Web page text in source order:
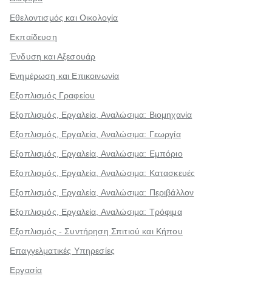
Εθελοντισμός και Οικολογία
Εκπαίδευση
Ένδυση και Αξεσουάρ
Ενημέρωση και Επικοινωνία
Εξοπλισμός Γραφείου
Εξοπλισμός, Εργαλεία, Αναλώσιμα: Βιομηχανία
Εξοπλισμός, Εργαλεία, Αναλώσιμα: Γεωργία
Εξοπλισμός, Εργαλεία, Αναλώσιμα: Εμπόριο
Εξοπλισμός, Εργαλεία, Αναλώσιμα: Κατασκευές
Εξοπλισμός, Εργαλεία, Αναλώσιμα: Περιβάλλον
Εξοπλισμός, Εργαλεία, Αναλώσιμα: Τρόφιμα
Εξοπλισμός - Συντήρηση Σπιτιού και Κήπου
Επαγγελματικές Υπηρεσίες
Εργασία